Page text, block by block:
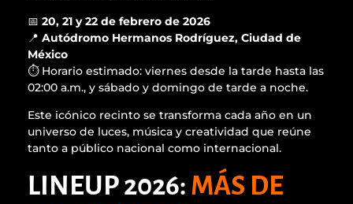
📅 20, 21 y 22 de febrero de 2026
📍 Autódromo Hermanos Rodríguez, Ciudad de
México
⏱️ Horario estimado: viernes desde la tarde hasta las
02:00 a.m., y sábado y domingo de tarde a noche.
Este icónico recinto se transforma cada año en un
universo de luces, música y creatividad que reúne
tanto a público nacional como internacional.
LINEUP 2026: MÁS DE